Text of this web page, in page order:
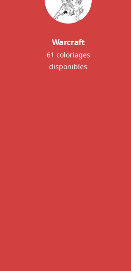
Warcraft
61 coloriages
disponibles